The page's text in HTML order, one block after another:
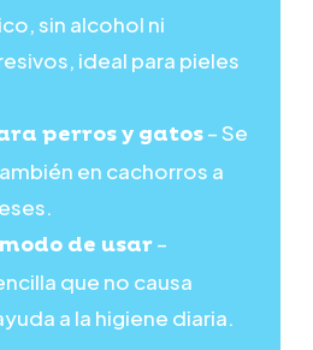
sin alcohol ni
ideal para pieles
perros y gatos– Se
en cachorros a
de usar–
que no causa
a la higiene diaria.